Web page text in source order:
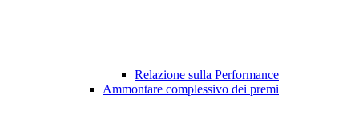
Relazione sulla Performance
Ammontare complessivo dei premi